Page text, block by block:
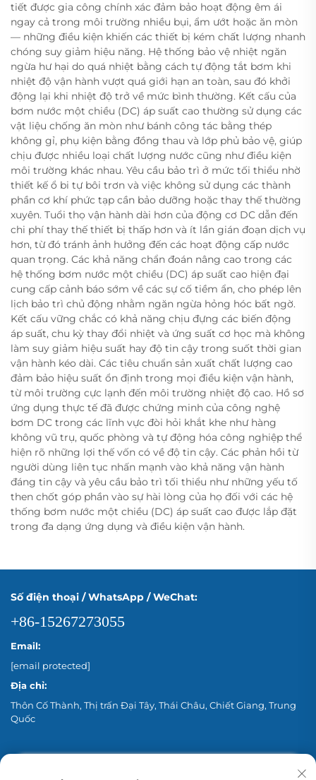
tiết được gia công chính xác đảm bảo hoạt động êm ái
ngay cả trong môi trường nhiều bụi, ẩm ướt hoặc ăn mòn
— những điều kiện khiến các thiết bị kém chất lượng nhanh
chóng suy giảm hiệu năng. Hệ thống bảo vệ nhiệt ngăn
ngừa hư hại do quá nhiệt bằng cách tự động tắt bơm khi
nhiệt độ vận hành vượt quá giới hạn an toàn, sau đó khởi
động lại khi nhiệt độ trở về mức bình thường. Kết cấu của
bơm nước một chiều (DC) áp suất cao thường sử dụng các
vật liệu chống ăn mòn như bánh công tác bằng thép
không gỉ, phụ kiện bằng đồng thau và lớp phủ bảo vệ, giúp
chịu được nhiều loại chất lượng nước cũng như điều kiện
môi trường khác nhau. Yêu cầu bảo trì ở mức tối thiểu nhờ
thiết kế ổ bi tự bôi trơn và việc không sử dụng các thành
phần cơ khí phức tạp cần bảo dưỡng hoặc thay thế thường
xuyên. Tuổi thọ vận hành dài hơn của động cơ DC dẫn đến
chi phí thay thế thiết bị thấp hơn và ít lần gián đoạn dịch vụ
hơn, từ đó tránh ảnh hưởng đến các hoạt động cấp nước
quan trọng. Các khả năng chẩn đoán nâng cao trong các
hệ thống bơm nước một chiều (DC) áp suất cao hiện đại
cung cấp cảnh báo sớm về các sự cố tiềm ẩn, cho phép lên
lịch bảo trì chủ động nhằm ngăn ngừa hỏng hóc bất ngờ.
Kết cấu vững chắc có khả năng chịu đựng các biến động
áp suất, chu kỳ thay đổi nhiệt và ứng suất cơ học mà không
làm suy giảm hiệu suất hay độ tin cậy trong suốt thời gian
vận hành kéo dài. Các tiêu chuẩn sản xuất chất lượng cao
đảm bảo hiệu suất ổn định trong mọi điều kiện vận hành,
từ môi trường cực lạnh đến môi trường nhiệt độ cao. Hồ sơ
ứng dụng thực tế đã được chứng minh của công nghệ
bơm DC trong các lĩnh vực đòi hỏi khắt khe như hàng
không vũ trụ, quốc phòng và tự động hóa công nghiệp thể
hiện rõ những lợi thế vốn có về độ tin cậy. Các phản hồi từ
người dùng liên tục nhấn mạnh vào khả năng vận hành
đáng tin cậy và yêu cầu bảo trì tối thiểu như những yếu tố
then chốt góp phần vào sự hài lòng của họ đối với các hệ
thống bơm nước một chiều (DC) áp suất cao được lắp đặt
trong đa dạng ứng dụng và điều kiện vận hành.
Số điện thoại / WhatsApp / WeChat:
+86-15267273055
Email:
[email protected]
Địa chỉ:
Thôn Cố Thành, Thị trấn Đại Tây, Thái Châu, Chiết Giang, Trung
Quốc